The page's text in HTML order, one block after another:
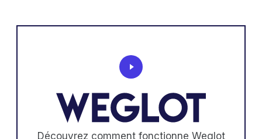
Découvrez comment fonctionne Weglot